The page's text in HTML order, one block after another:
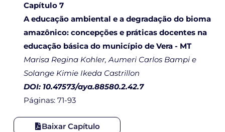
Capítulo 7
A educação ambiental e a degradação do bioma
amazônico: concepções e práticas docentes na
educação básica do município de Vera - MT
Marisa Regina Kohler, Aumeri Carlos Bampi e
Solange Kimie Ikeda Castrillon
DOI: 10.47573/aya.88580.2.42.7
Páginas: 71-93
Baixar Capítulo